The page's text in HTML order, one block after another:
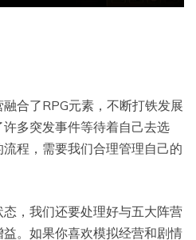
融合了RPG元素，不断打铁发展
多突发事件等待着自己去选
程，需要我们合理管理自己的
，我们还要处理好与五大阵营
。如果你喜欢模拟经营和剧情